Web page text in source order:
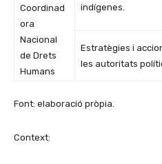
Coordinad
ora
Nacional
de Drets
Humans
indígenes.
Estratègies i
les autoritats
Font: elaboració pròpia.
Context: